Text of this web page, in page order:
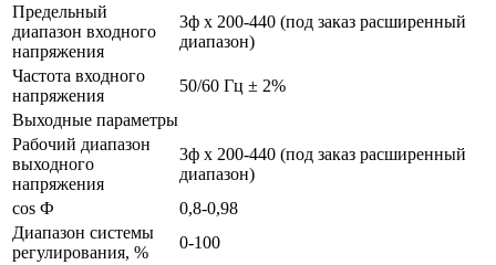
Предельный
диапазон входного
напряжения
3ф х 200-440 (под заказ расширенный
диапазон)
Частота входного
напряжения
50/60 Гц ± 2%
Выходные параметры
Рабочий диапазон
выходного
напряжения
3ф х 200-440 (под заказ расширенный
диапазон)
cos Ф
0,8-0,98
Диапазон системы
регулирования, %
0-100